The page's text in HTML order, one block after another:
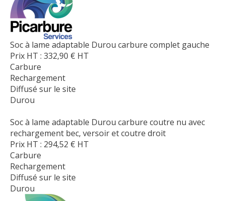
Soc à lame adaptable Durou carbure complet gauche
Prix HT : 332,90 € HT
Carbure
Rechargement
Diffusé sur le site
Durou
Soc à lame adaptable Durou carbure coutre nu avec
rechargement bec, versoir et coutre droit
Prix HT : 294,52 € HT
Carbure
Rechargement
Diffusé sur le site
Durou